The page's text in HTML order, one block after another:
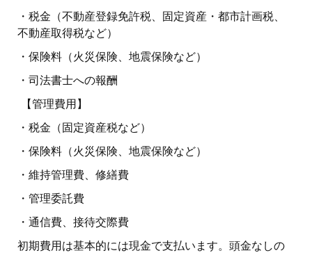
・税金（不動産登録免許税、固定資産・都市計画税、
不動産取得税など）
・保険料（火災保険、地震保険など）
・司法書士への報酬
【管理費用】
・税金（固定資産税など）
・保険料（火災保険、地震保険など）
・維持管理費、修繕費
・管理委託費
・通信費、接待交際費
初期費用は基本的には現金で支払います。頭金なしの